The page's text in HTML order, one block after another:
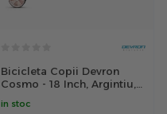
Bicicleta Copii Devron
Cosmo - 18 Inch, Argintiu,
in stoc